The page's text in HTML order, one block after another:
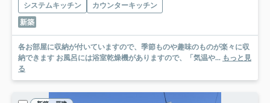
システムキッチン
カウンターキッチン
新築
各お部屋に収納が付いていますので、季節ものや趣味のものが楽々に収
納できます お風呂には浴室乾燥機がありますので、「気温や... もっと見
る